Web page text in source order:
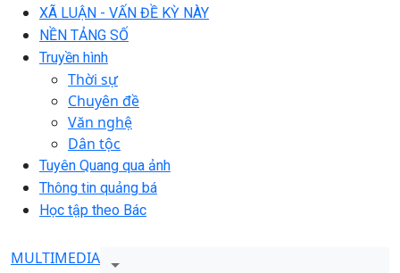
XÃ LUẬN - VẤN ĐỀ KỲ NÀY
NỀN TẢNG SỐ
Truyền hình
Thời sự
Chuyên đề
Văn nghệ
Dân tộc
Tuyên Quang qua ảnh
Thông tin quảng bá
Học tập theo Bác
MULTIMEDIA